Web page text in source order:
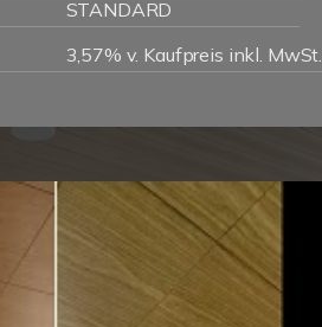
STANDARD
3,57% v. Kaufpreis inkl. MwSt.